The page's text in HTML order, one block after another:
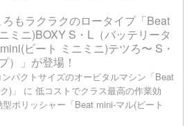
もラクラクのロータイプ「Beat
ミニ)BOXY S・L（バッテリータ
ビート ミニミニ)テツろ〜 S・
）」が登場！
パクトサイズのオービタルマシン「Beat
)」 に 低コストでクラス最高の作業効
ポリッシャー「Beat mini-マル(ビート